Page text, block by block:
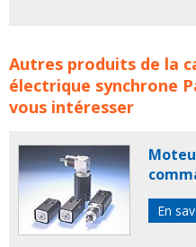
Moteur électrique pas à pas
familles de produits :
A PAS moteurmoteurs
moteur electriqe
electriquemoteur
moteurs électriques
moteur pasle moteur
unipolairemoteur pas a
Autres produits de la
électrique synchrone
vous intéresser
En